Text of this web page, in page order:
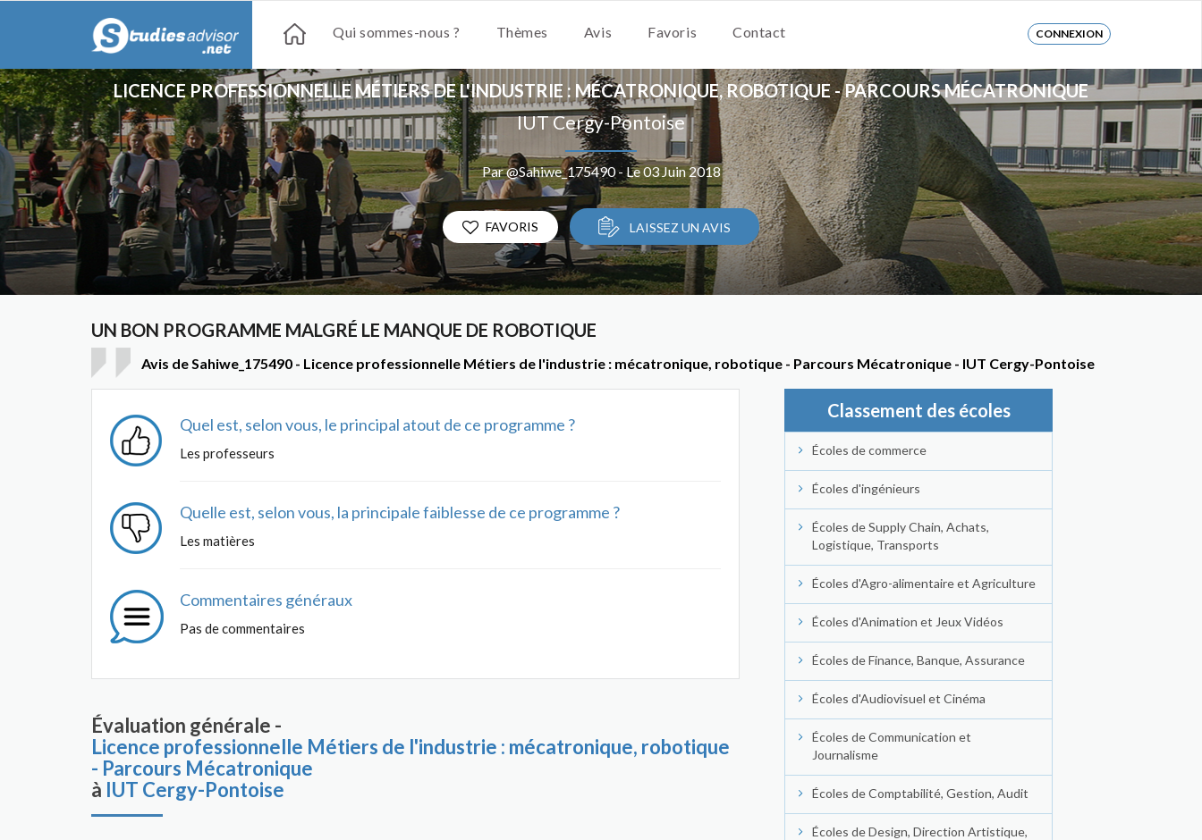
Qui sommes-nous ? Thèmes Avis Favoris Contact CONNEXION
LICENCE PROFESSIONNELLE MÉTIERS DE L'INDUSTRIE : MÉCATRONIQUE, ROBOTIQUE - PARCOURS MÉCATRONIQUE
IUT Cergy-Pontoise
Par @Sahiwe_175490 - Le 03 Juin 2018
FAVORIS LAISSEZ UN AVIS
UN BON PROGRAMME MALGRÉ LE MANQUE DE ROBOTIQUE
Avis de Sahiwe_175490 - Licence professionnelle Métiers de l'industrie : mécatronique, robotique - Parcours Mécatronique - IUT Cergy-Pontoise
Quel est, selon vous, le principal atout de ce programme ?
Les professeurs
Quelle est, selon vous, la principale faiblesse de ce programme ?
Les matières
Commentaires généraux
Pas de commentaires
Évaluation générale -
Licence professionnelle Métiers de l'industrie : mécatronique, robotique
- Parcours Mécatronique
à IUT Cergy-Pontoise
Classement des écoles
Écoles de commerce
Écoles d'ingénieurs
Écoles de Supply Chain, Achats,
Logistique, Transports
Écoles d'Agro-alimentaire et Agriculture
Écoles d'Animation et Jeux Vidéos
Écoles de Finance, Banque, Assurance
Écoles d'Audiovisuel et Cinéma
Écoles de Communication et
Journalisme
Écoles de Comptabilité, Gestion, Audit
Écoles de Design, Direction Artistique,